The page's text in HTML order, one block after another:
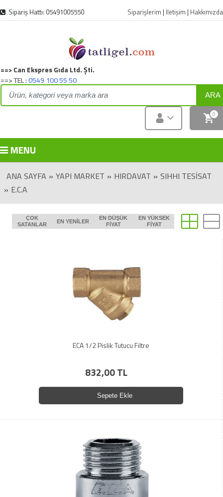
Sipariş Hattı: 05491005550 Siparişlerim | İletişim | Hakkımızda
Can Ekspres Gıda Ltd. Şti.
TEL :0549 100 55 50
ARA
0
MENU
ANA SAYFA » YAPI MARKET » HIRDAVAT » SIHHI TESISAT
» E.C.A
ÇOK
SATANLAR
EN YENILER
EN DÜŞÜK
FIYAT
EN YÜKSEK
FIYAT
ECA 1/2 Pislik Tutucu Filtre
832,00 TL
Sepete Ekle